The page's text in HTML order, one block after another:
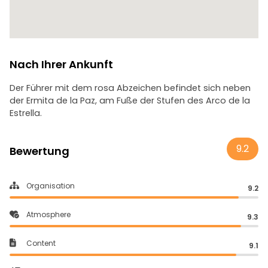
Nach Ihrer Ankunft
Der Führer mit dem rosa Abzeichen befindet sich neben
der Ermita de la Paz, am Fuße der Stufen des Arco de la
Estrella.
Bewertung 9.2
Organisation 9.2
Atmosphere 9.3
Content 9.1